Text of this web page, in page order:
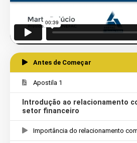
Antes de Começar
Apostila 1
Introdução ao relacionamento
setor financeiro
Importância do relacionamento